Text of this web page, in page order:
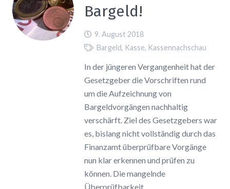
Bargeld!
9. August 2018
Bargeld, Kasse, Kassennachschau
In der jüngeren Vergangenheit hat der
Gesetzgeber die Vorschriften rund
um die Aufzeichnung von
Bargeldvorgängen nachhaltig
verschärft. Ziel des Gesetzgebers war
es, bislang nicht vollständig durch das
Finanzamt überprüfbare Vorgänge
nun klar erkennen und prüfen zu
können. Die mangelnde
Überprüfbarkeit…